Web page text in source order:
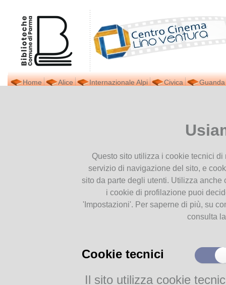
Home Alice Internazionale Alpi Civica Guanda
sonori e audiovisivi di Roma
Questo sito utilizza i cookie tecnici
servizio di navigazione del sito, e
sito da parte degli utenti. Utilizza
i cookie di profilazione puoi
'Impostazioni'. Per saperne di più, su
consulta
Cookie tecnici
Il sito utilizza cookie